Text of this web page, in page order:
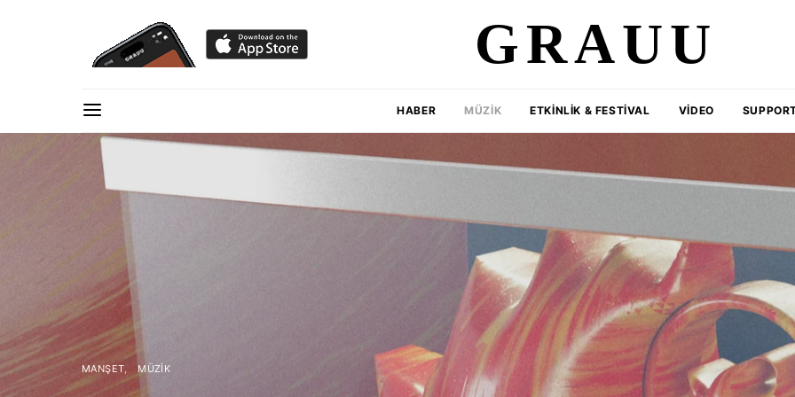
GRAUU
HABER MÜZIK ETKINLIK & FESTIVAL VIDEO
MANŞET MÜZIK